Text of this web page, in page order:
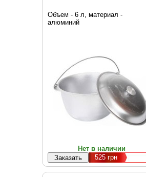
Объем - 6 л, материал -
алюминий
Нет в наличии
525грн